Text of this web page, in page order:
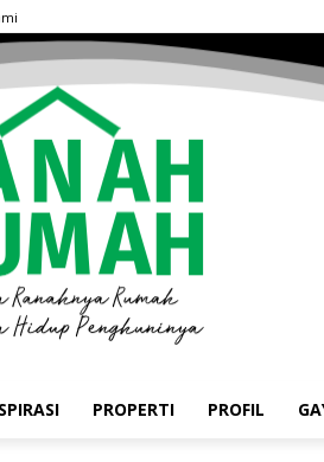
PROPERTI PROFIL